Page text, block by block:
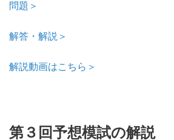
問題＞
解答・解説＞
解説動画はこちら＞
第３回予想模試の解説